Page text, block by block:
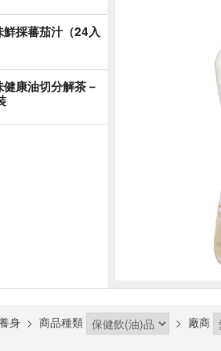
鮮採蕃茄汁（24入
康油切分解茶－
身 > 商品種類 > 廠商